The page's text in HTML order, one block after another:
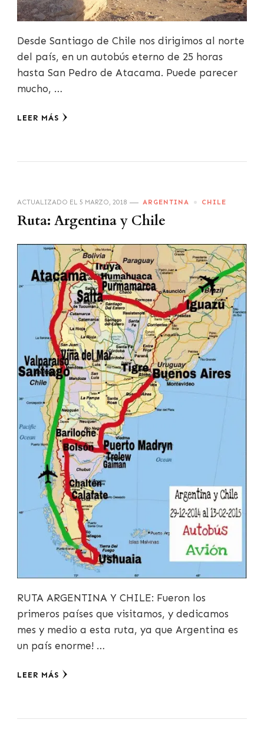
Desde Santiago de Chile nos dirigimos al norte
del país, en un autobús eterno de 25 horas
hasta San Pedro de Atacama. Puede parecer
mucho, …
LEER MÁS
ACTUALIZADO EL 5 MARZO, 2018 ARGENTINA CHILE
Ruta: Argentina y Chile
RUTA ARGENTINA Y CHILE: Fueron los
primeros países que visitamos, y dedicamos
mes y medio a esta ruta, ya que Argentina es
un país enorme! …
LEER MÁS